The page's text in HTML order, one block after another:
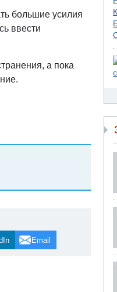
большие усилия
ввести
а пока
Email